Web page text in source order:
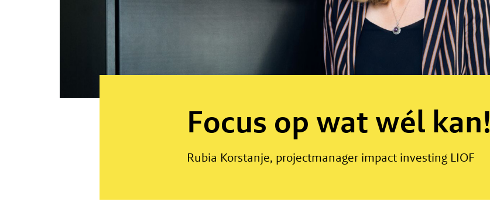
Focus op wat wél kan!
Rubia Korstanje, projectmanager impact investing LIOF